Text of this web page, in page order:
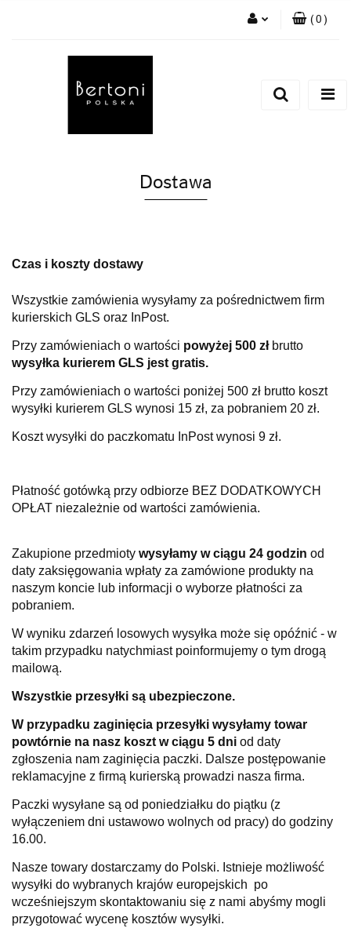
(0)
Dostawa
Czas i koszty dostawy
Wszystkie zamówienia wysyłamy za pośrednictwem firm
kurierskich GLS oraz InPost.
Przy zamówieniach o wartości powyżej 500 złbrutto
wysyłka kurierem GLS jest gratis.
Przy zamówieniach o wartości poniżej 500 zł brutto koszt
wysyłki kurierem GLS wynosi 15 zł, za pobraniem 20 zł.
Koszt wysyłki do paczkomatu InPost wynosi 9 zł.
Płatność gotówką przy odbiorze BEZ DODATKOWYCH
OPŁAT niezależnie od wartości zamówienia.
Zakupione przedmioty wysyłamy w ciągu 24 godzin od
daty zaksięgowania wpłaty za zamówione produkty na
naszym koncie lub informacji o wyborze płatności za
pobraniem.
W wyniku zdarzeń losowych wysyłka może się opóźnić - w
takim przypadku natychmiast poinformujemy o tym drogą
mailową.
Wszystkie przesyłki są ubezpieczone.
W przypadku zaginięcia przesyłki wysyłamy towar
powtórnie na nasz koszt w ciągu 5 dni od daty
zgłoszenia nam zaginięcia paczki. Dalsze postępowanie
reklamacyjne z firmą kurierską prowadzi nasza firma.
Paczki wysyłane są od poniedziałku do piątku (z
wyłączeniem dni ustawowo wolnych od pracy) do godziny
16.00.
Nasze towary dostarczamy do Polski. Istnieje możliwość
wysyłki do wybranych krajów europejskich po
wcześniejszym skontaktowaniu się z nami abyśmy mogli
przygotować wycenę kosztów wysyłki.